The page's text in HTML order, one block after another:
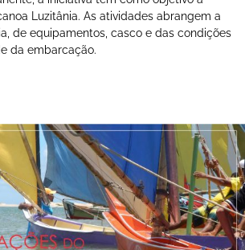
Luzitânia. As atividades abrangem a
de equipamentos, casco e das condições
da embarcação.